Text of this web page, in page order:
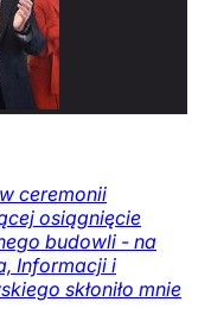
ceremonii
osiągnięcie
budowli - na
Informacji i
skłoniło mnie